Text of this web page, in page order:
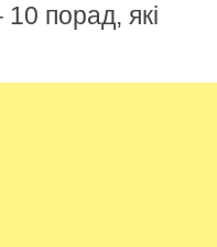
порад, які